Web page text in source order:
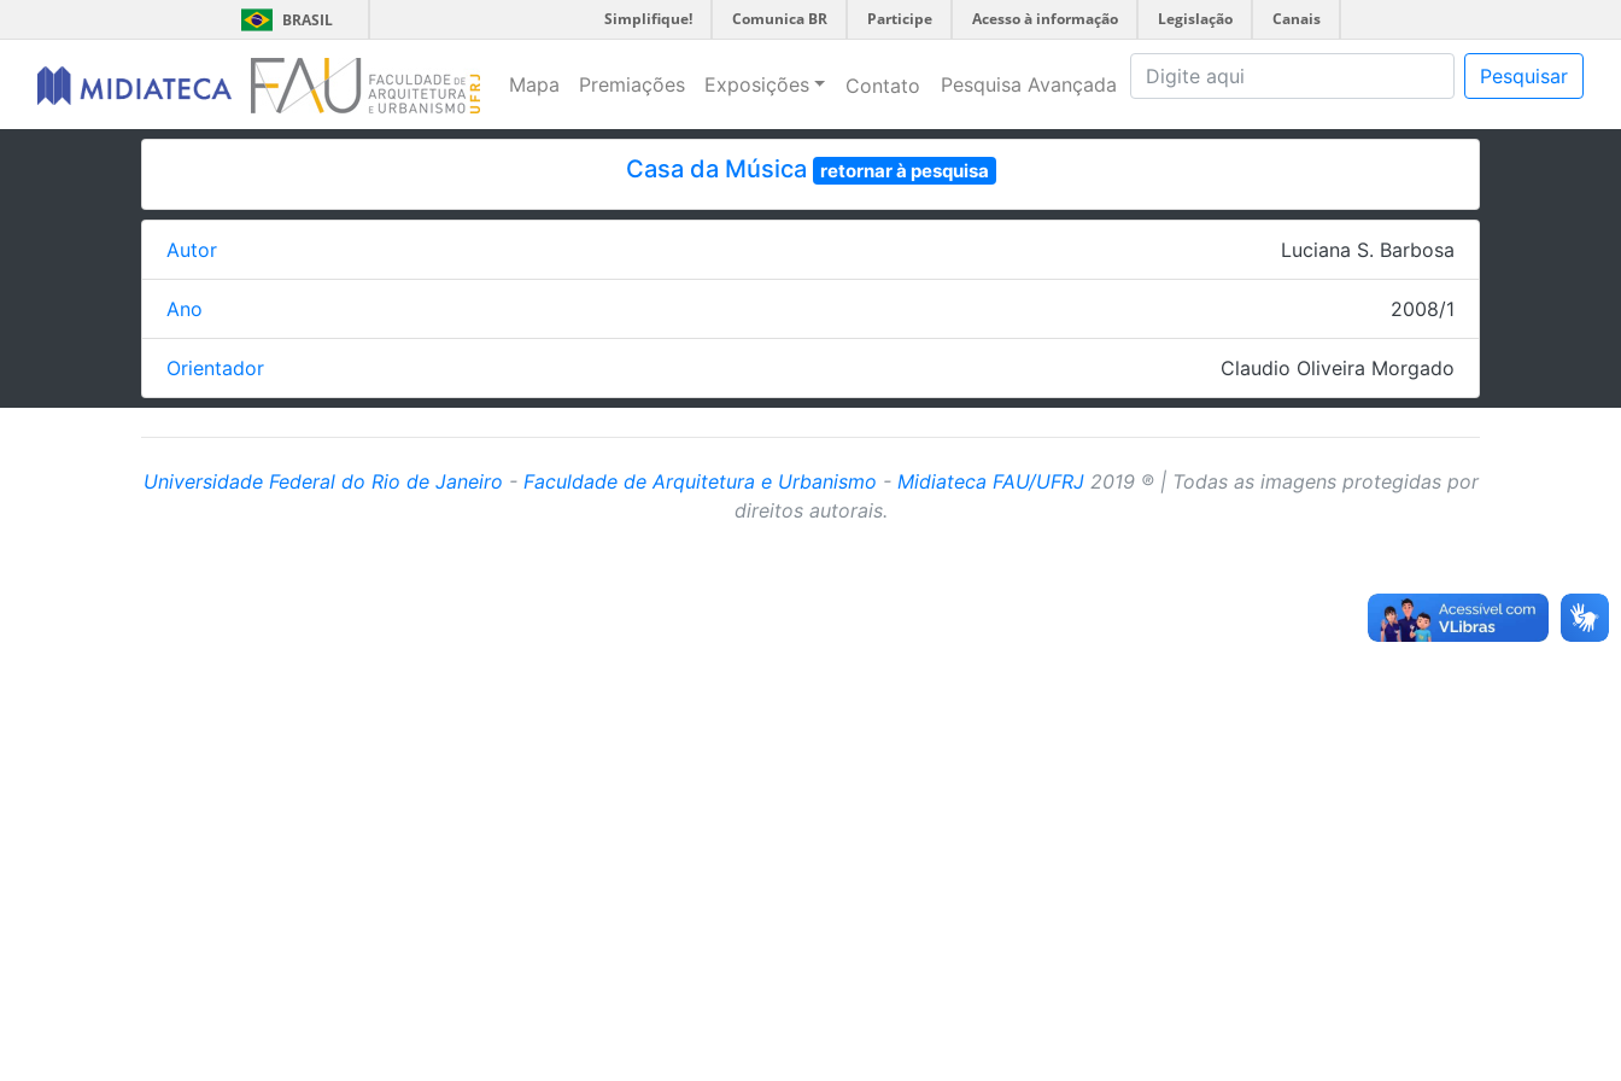
BRASIL Simplifique! Comunica BR Participe Acesso à informação Legislação Canais
Mapa Premiações Exposições Contato Pesquisa Avançada Pesquisar
Casa da Música retornar à pesquisa
Autor Luciana S. Barbosa
Ano 2008/1
Orientador Claudio Oliveira Morgado
Universidade Federal do Rio de Janeiro - Faculdade de Arquitetura e Urbanismo - Midiateca FAU/UFRJ2019 ® | Todas as imagens protegidas por
direitos autorais.